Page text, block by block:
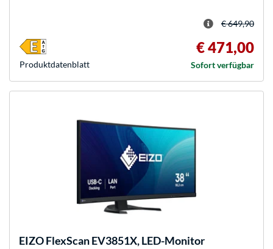
€ 649,90
€ 471,00
Sofort verfügbar
Produkt­datenblatt
EIZOFlexScan EV3851X, LED-Monitor